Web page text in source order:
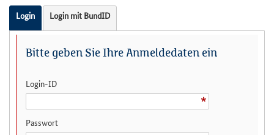
Login Login mit BundID
Bitte geben Sie Ihre Anmeldedaten ein
Login-ID
Passwort